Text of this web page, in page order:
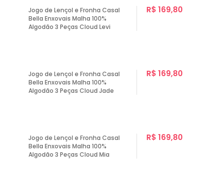
Jogo de Lençol e Fronha Casal
Bella Enxovais Malha 100%
Algodão 3 Peças Cloud Levi
R$ 169,80
Jogo de Lençol e Fronha Casal
Bella Enxovais Malha 100%
Algodão 3 Peças Cloud Jade
R$ 169,80
Jogo de Lençol e Fronha Casal
Bella Enxovais Malha 100%
Algodão 3 Peças Cloud Mia
R$ 169,80